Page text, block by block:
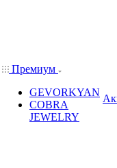
Премиум
GEVORKYAN
COBRA
JEWELRY